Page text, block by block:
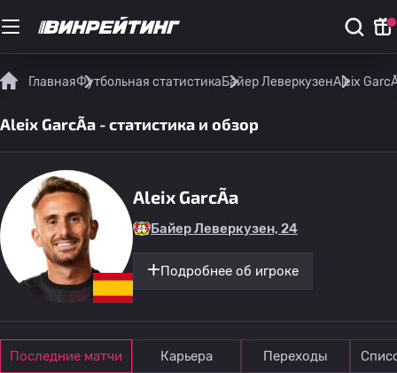
ГлавнаяФутбольная статистикаБайер ЛеверкузенAleix
Aleix GarcÃ­a - статистика и обзор
Aleix GarcÃ­a
Байер Леверкузен, 24
Подробнее об игроке
Последние матчи Карьера Переходы